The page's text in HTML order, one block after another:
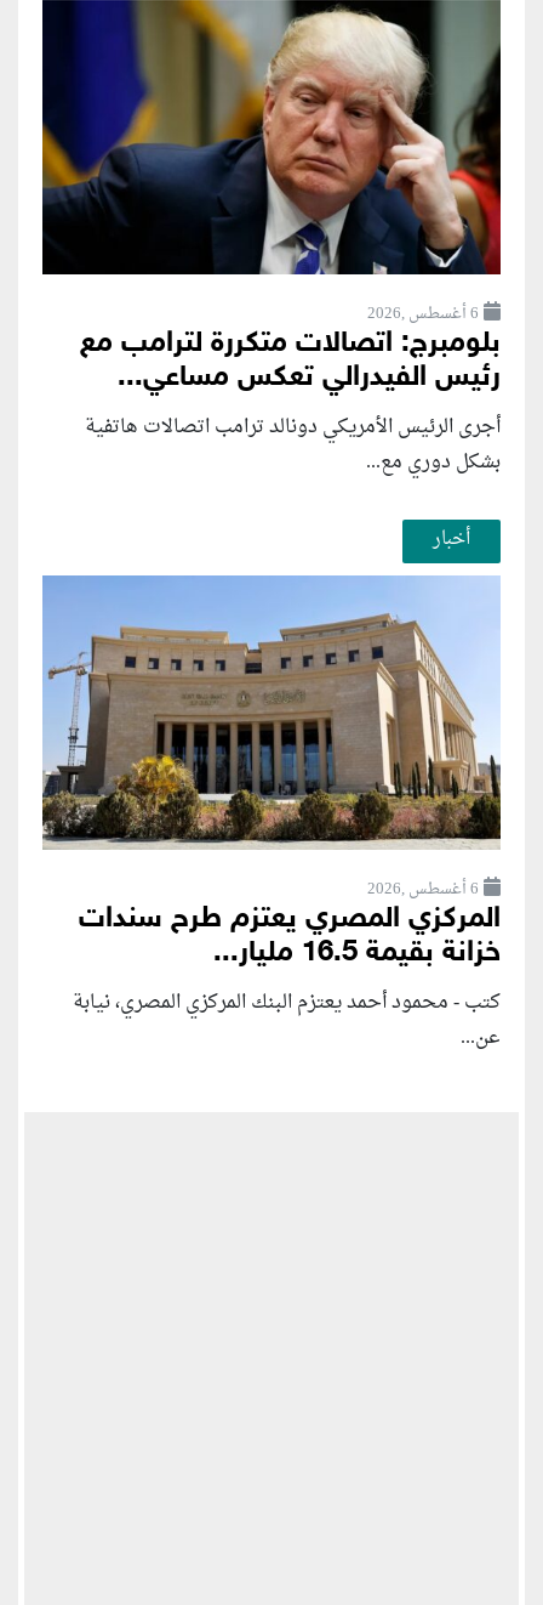
6 أغسطس ,2026
بلومبرج: اتصالات متكررة لترامب مع
رئيس الفيدرالي تعكس مساعي...
أجرى الرئيس الأمريكي دونالد ترامب اتصالات هاتفية
بشكل دوري مع...
أخبار
6 أغسطس ,2026
المركزي المصري يعتزم طرح سندات
خزانة بقيمة 16.5 مليار...
كتب - محمود أحمد يعتزم البنك المركزي المصري، نيابة
عن...